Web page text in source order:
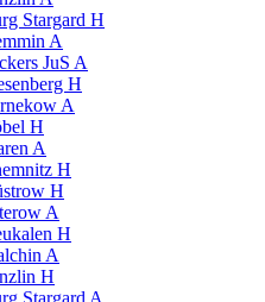
Stargard H
A
JuS A
H
A
H
A
H
H
A
H
A
H